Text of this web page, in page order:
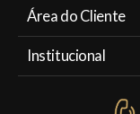
Área do Cliente
Meus Pedidos
Institucional
A Famiglia Valduga
Política de